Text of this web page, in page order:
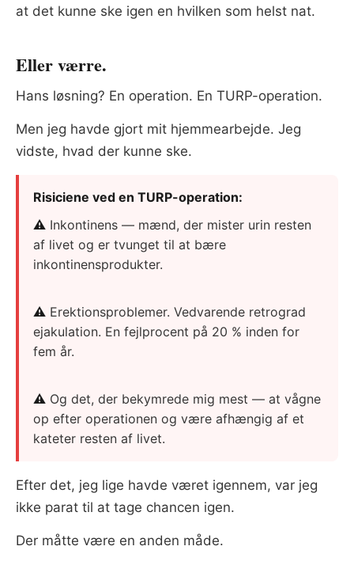
at det kunne ske igen en hvilken som helst nat.
Eller værre.
Hans løsning? En operation. En TURP-operation.
Men jeg havde gjort mit hjemmearbejde. Jeg
vidste, hvad der kunne ske.
Risiciene ved en TURP-operation:
⚠ Inkontinens — mænd, der mister urin resten
af livet og er tvunget til at bære
inkontinensprodukter.
⚠ Erektionsproblemer. Vedvarende retrograd
ejakulation. En fejlprocent på 20 % inden for
fem år.
⚠ Og det, der bekymrede mig mest — at vågne
op efter operationen og være afhængig af et
kateter resten af livet.
Efter det, jeg lige havde været igennem, var jeg
ikke parat til at tage chancen igen.
Der måtte være en anden måde.